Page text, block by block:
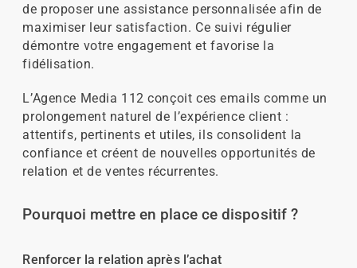
de proposer une assistance personnalisée afin de
maximiser leur satisfaction. Ce suivi régulier
démontre votre engagement et favorise la
fidélisation.
L’Agence Media 112 conçoit ces emails comme un
prolongement naturel de l’expérience client :
attentifs, pertinents et utiles, ils consolident la
confiance et créent de nouvelles opportunités de
relation et de ventes récurrentes.
Pourquoi mettre en place ce dispositif ?
Renforcer la relation après l’achat